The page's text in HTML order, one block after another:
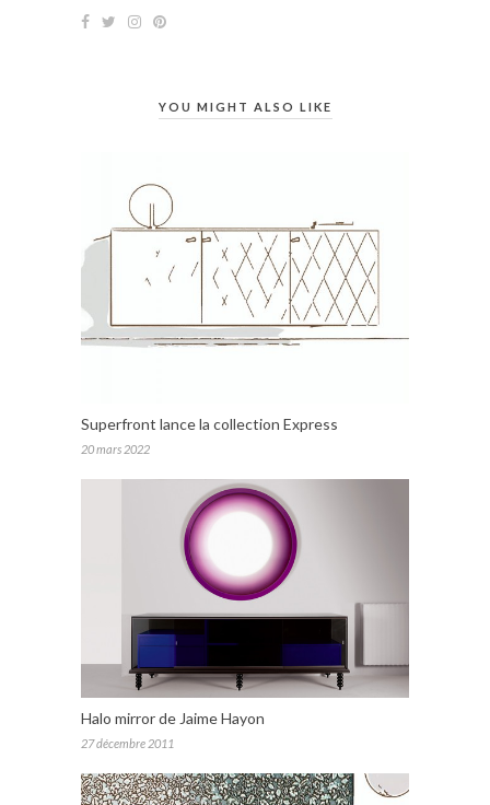
YOU MIGHT ALSO LIKE
Superfront lance la collection Express
20 mars 2022
Halo mirror de Jaime Hayon
27 décembre 2011